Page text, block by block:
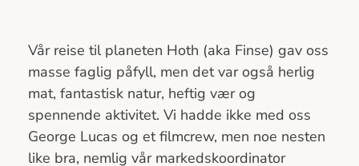
Vår reise til planeten Hoth (aka Finse) gav oss
masse faglig påfyll, men det var også herlig
mat, fantastisk natur, heftig vær og
spennende aktivitet. Vi hadde ikke med oss
George Lucas og et filmcrew, men noe nesten
like bra, nemlig vår markedskoordinator